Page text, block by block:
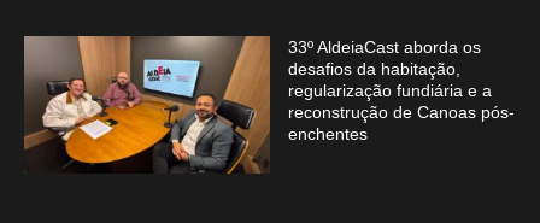
33º AldeiaCast aborda os
desafios da habitação,
regularização fundiária e a
reconstrução de Canoas pós-
enchentes